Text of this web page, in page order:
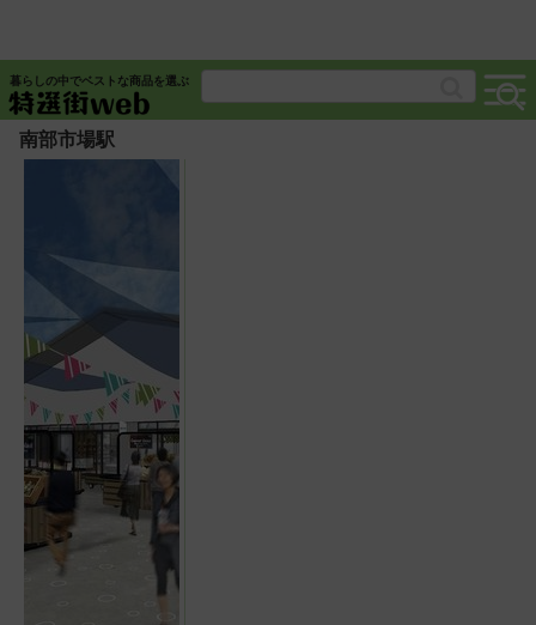
暮らしの中でベストな商品を選ぶ
南部市場駅